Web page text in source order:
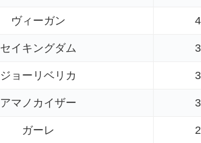
ヴィーガン
セイキングダム
ジョーリベリカ
アマノカイザー
ガーレ